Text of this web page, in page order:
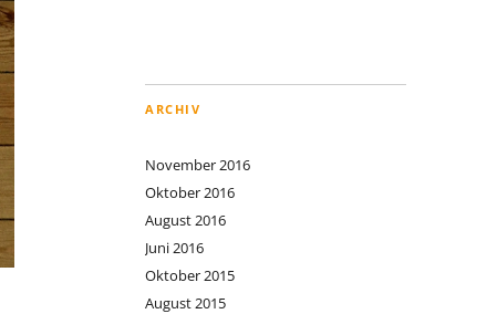
ARCHIV
November 2016
Oktober 2016
August 2016
Juni 2016
Oktober 2015
August 2015